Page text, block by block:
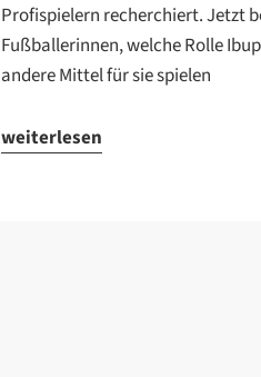
Profispielern recherchiert. Jetzt
Fußballerinnen, welche Rolle
andere Mittel für sie spielen
weiterlesen